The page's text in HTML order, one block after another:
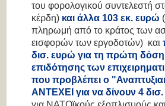
του φορολογικού συντελεστή
κέρδη) και άλλα 103 εκ. ευρώ
πληρωμή από το κράτος των
εισφορών των εργοδοτών) και
δισ. ευρώ για τη πρώτη δόση
επιδότησης των
που προβλέπει ο
ΑΝΤΕΧΕΙ για να δίνουν 4